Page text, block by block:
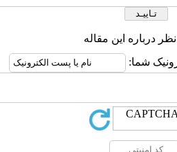
درباره این مقاله
شما: